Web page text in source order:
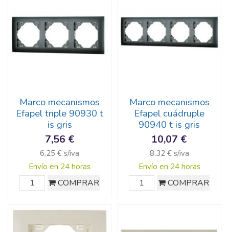
Marco mecanismos
Efapel triple 90930 t
is gris
7,56 €
6,25 € s/iva
Envío en 24 horas
COMPRAR
Marco mecanismos
Efapel cuádruple
90940 t is gris
10,07 €
8,32 € s/iva
Envío en 24 horas
COMPRAR